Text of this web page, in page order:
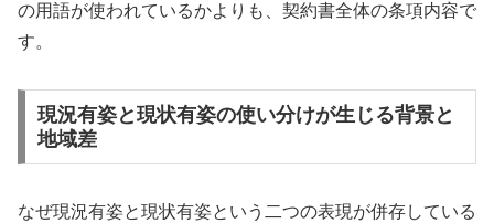
の用語が使われているかよりも、契約書全体の条項内容で
す。
現況有姿と現状有姿の使い分けが生じる背景と
地域差
なぜ現況有姿と現状有姿という二つの表現が併存している